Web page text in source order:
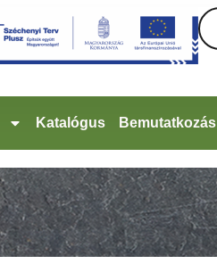
Katalógus Bemutatkozás